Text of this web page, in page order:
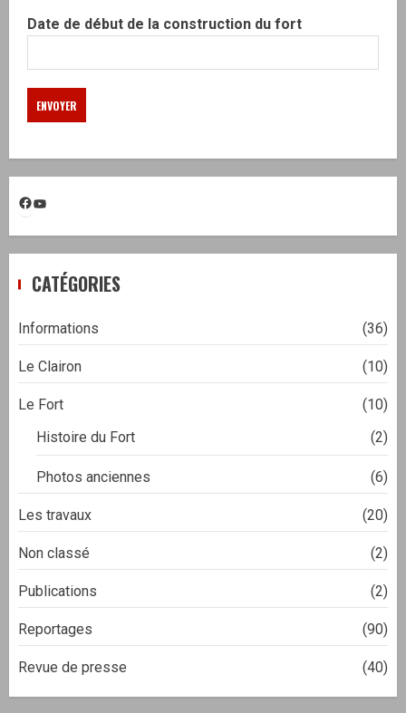
Date de début de la construction du fort
CATÉGORIES
Informations (36)
Le Clairon (10)
Le Fort
(10)
Histoire du Fort
(2)
Photos anciennes (6)
Les travaux (20)
Non classé (2)
Publications (2)
Reportages (90)
Revue de presse (40)